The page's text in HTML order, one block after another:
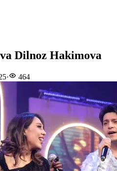
Dilnoz Hakimova
· 464